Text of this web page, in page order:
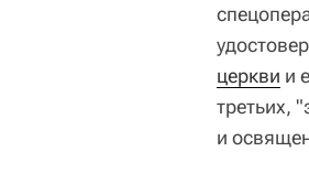
церкви и
третьих,
и